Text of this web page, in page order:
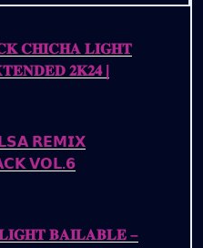
𝐂𝐇𝐈𝐂𝐇𝐀 𝐋𝐈𝐆𝐇𝐓
𝟐𝐊𝟐𝟒 |
𝗥𝗘𝗠𝗜𝗫
𝗩𝗢𝗟.𝟲
𝐁𝐀𝐈𝐋𝐀𝐁𝐋𝐄 –